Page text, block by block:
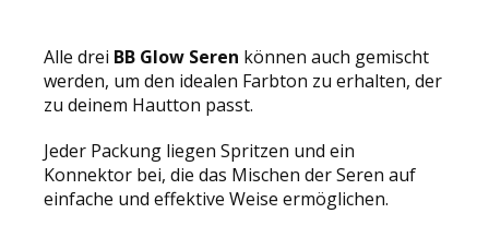
Alle drei BB Glow Seren können auch gemischt
werden, um den idealen Farbton zu erhalten, der
zu deinem Hautton passt.
Jeder Packung liegen Spritzen und ein
Konnektor bei, die das Mischen der Seren auf
einfache und effektive Weise ermöglichen.